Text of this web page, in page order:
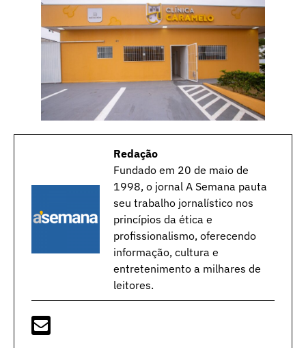
Redação
Fundado em 20 de maio de
1998, o jornal A Semana pauta
seu trabalho jornalístico nos
princípios da ética e
profissionalismo, oferecendo
informação, cultura e
entretenimento a milhares de
leitores.